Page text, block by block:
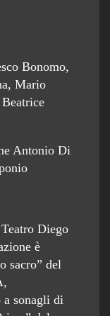
Bonomo,
Mario
Antonio Di
Diego
è
sacro” del
a sonagli di